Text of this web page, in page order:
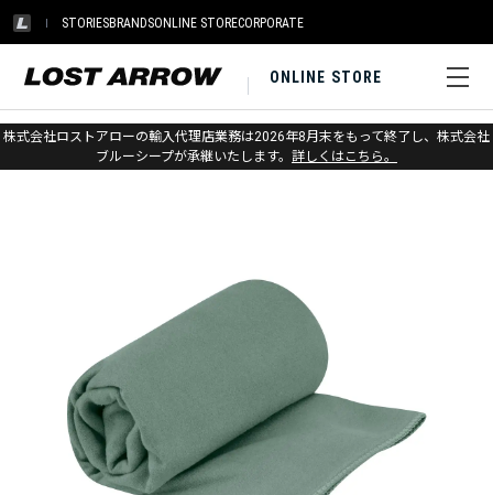
STORIESBRANDSONLINE STORECORPORATE
ONLINE STORE
株式会社ロストアローの輸入代理店業務は2026年8月末をもって終了し、株式会社
ブルーシープが承継いたします。 詳しくはこちら。
ホーム > シートゥサミット > アウトドアギア